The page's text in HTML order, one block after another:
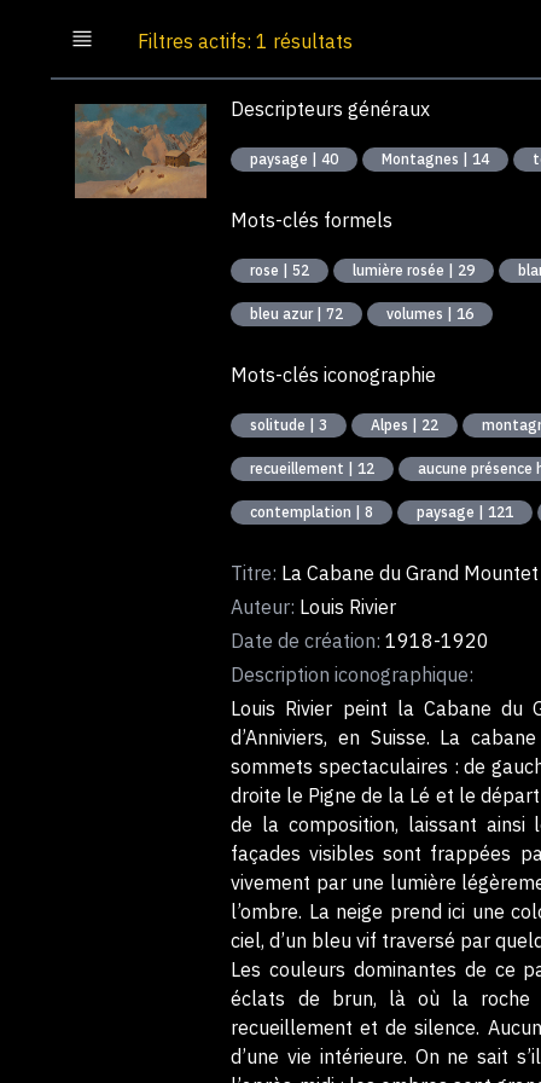
Filtres actifs: 1 résultats
Descripteurs généraux
paysage | 40 Montagnes | 14
Mots-clés formels
rose | 52 lumière rosée | 29
bleu azur | 72 volumes | 16
Mots-clés iconographie
solitude | 3 Alpes | 22
recueillement | 12 aucune présence
contemplation | 8 paysage | 121
Titre: La Cabane du Grand Mountet
Auteur: Louis Rivier
Date de création: 1918-1920
Description iconographique:
Louis Rivier peint la Cabane du
d’Anniviers, en Suisse. La
sommets spectaculaires : de
droite le Pigne de la Lé et le
de la composition, laissant ainsi
façades visibles sont frappées
vivement par une lumière
l’ombre. La neige prend ici une
ciel, d’un bleu vif traversé par
Les couleurs dominantes de ce
éclats de brun, là où la roche
recueillement et de silence.
d’une vie intérieure. On ne sait